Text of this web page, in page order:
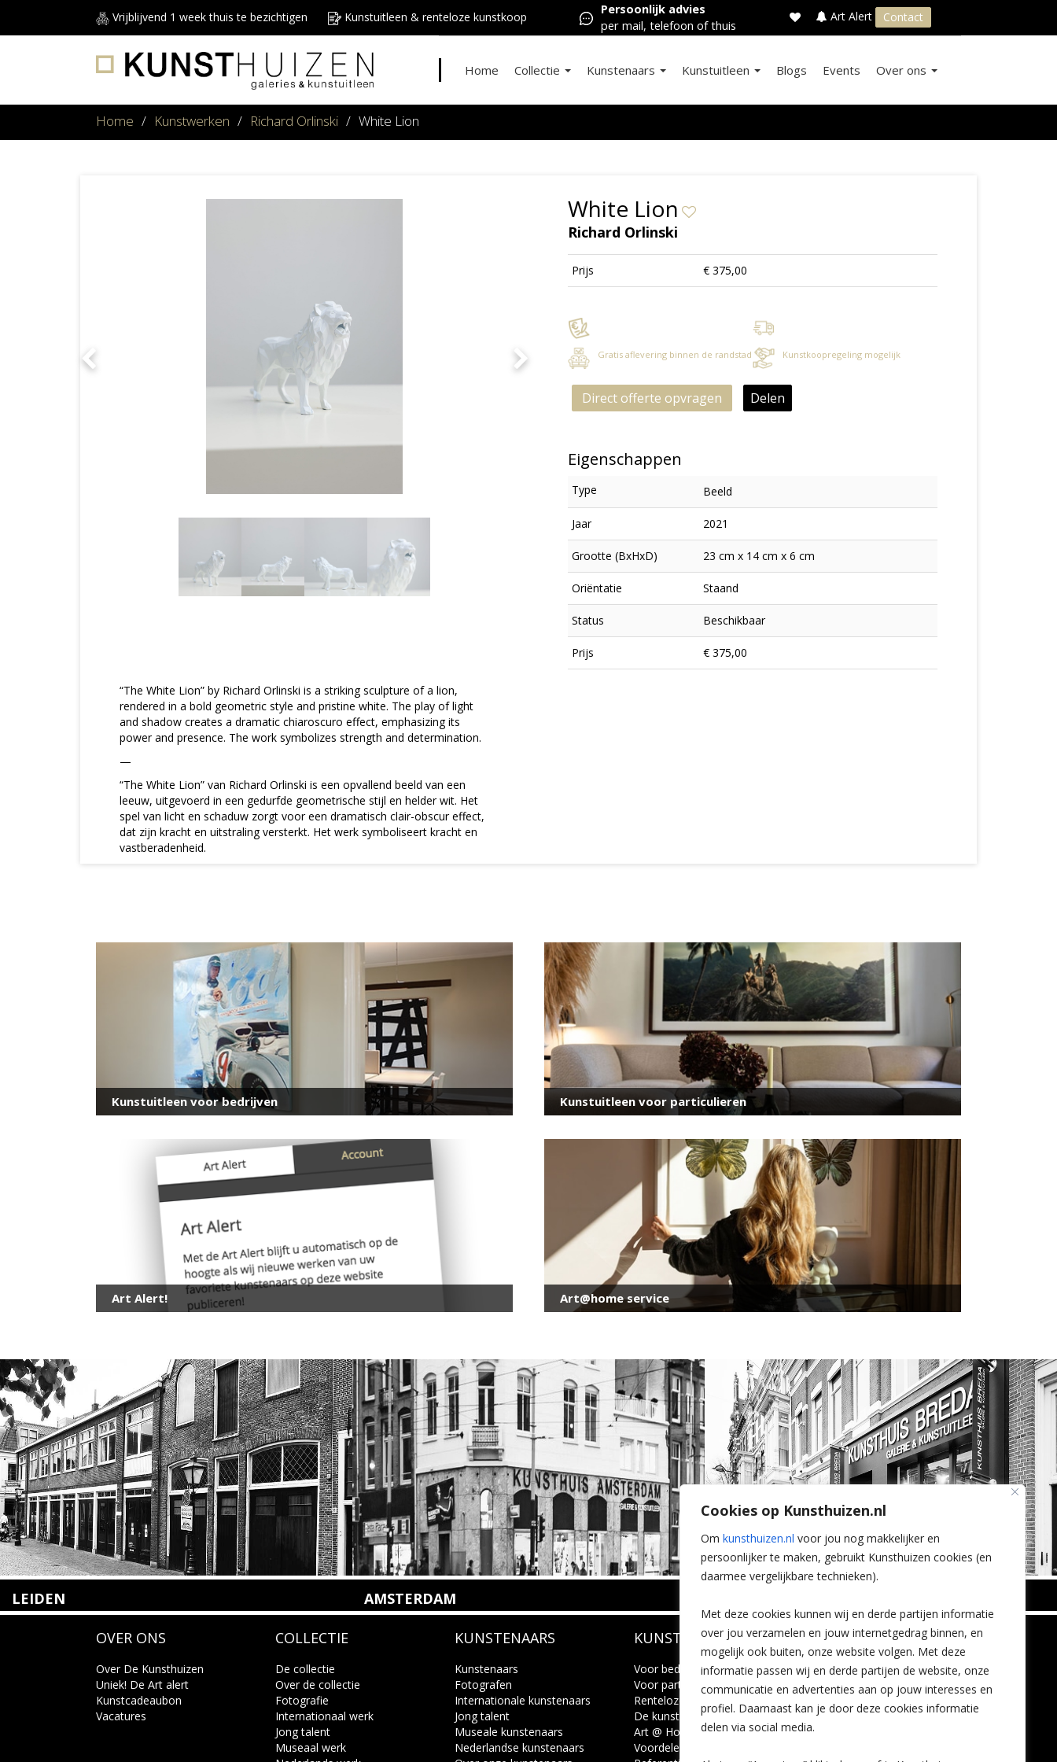
Cookies op Kunsthuizen.nl
Om kunsthuizen.nl voor jou nog makkelijker en
persoonlijker te maken, gebruikt Kunsthuizen cookies (en
daarmee vergelijkbare technieken).
Met deze cookies kunnen wij en derde partijen informatie
over jou verzamelen en jouw internetgedrag binnen, en
mogelijk ook buiten, onze website volgen. Met deze
informatie passen wij en derde partijen de website, onze
communicatie en advertenties aan op jouw interesses en
profiel. Daarnaast kan je door deze cookies informatie
delen via social media.
Vrijblijvend 1 week thuis te bezichtigen Kunstuitleen & renteloze kunstkoop
Persoonlijk advies
per mail, telefoon of thuis
Art Alert Contact
Home Collectie Kunstenaars Kunstuitleen Blogs Events Over ons
Home / Kunstwerken / Richard Orlinski / White Lion
“The White Lion” by Richard Orlinski is a striking sculpture of a lion,
rendered in a bold geometric style and pristine white. The play of light
and shadow creates a dramatic chiaroscuro effect, emphasizing its
power and presence. The work symbolizes strength and determination.
—
“The White Lion” van Richard Orlinski is een opvallend beeld van een
leeuw, uitgevoerd in een gedurfde geometrische stijl en helder wit. Het
spel van licht en schaduw zorgt voor een dramatisch clair-obscur effect,
dat zijn kracht en uitstraling versterkt. Het werk symboliseert kracht en
vastberadenheid.
White Lion
Richard Orlinski
Prijs € 375,00
Gratis aflevering binnen de randstad Kunstkoopregeling mogelijk
Direct offerte opvragen Delen
Eigenschappen
Type Beeld
Jaar 2021
Grootte (BxHxD) 23 cm x 14 cm x 6 cm
Oriëntatie Staand
Status Beschikbaar
Prijs € 375,00
Kunstuitleen voor bedrijven Kunstuitleen voor particulieren
Art Alert! Art@home service
LEIDEN
info@kunsthuisleiden.nl
AMSTERDAM
1075 VX Amsterdam
info@kunsthuisamsterdam.nl
Lees meer
Wilhelminastraat 11
4818 SB Breda
+31 (0)76 5221309
info@kunsthuisbreda.nl
Lees meer
OVER ONS
Over De Kunsthuizen
Uniek! De Art alert
Kunstcadeaubon
Vacatures
COLLECTIE
De collectie
Over de collectie
Fotografie
Internationaal werk
Jong talent
Museaal werk
KUNSTENAARS
Kunstenaars
Fotografen
Internationale kunstenaars
Jong talent
Museale kunstenaars
Nederlandse kunstenaars
KUNSTUITLEEN
Voor bedrijven
Voor particulieren
Renteloze kunstkoop
De kunstcadeaubon
Art @ Home service
Voordelen
CONTACT
Contact
Leiden
Amsterdam
Breda
Favorieten
Meld je aan
voor onze nieuwsbrief
E-
mailadres